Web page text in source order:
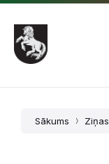
Pāriet
saturu
Skip
main
navigation
Skip
footer
Sākums Ziņas